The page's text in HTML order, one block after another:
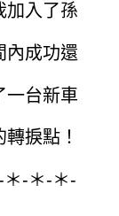
加入了孫
內成功還
一台新車
捩點！
-＊-＊-